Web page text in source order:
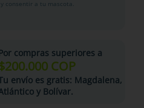
Por compras superiores a